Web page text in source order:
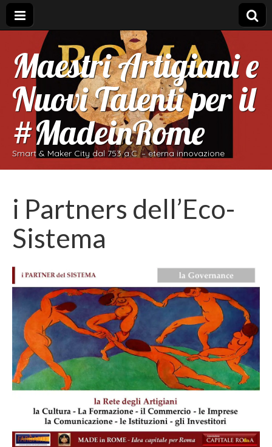
Maestri Artigiani e
Nuovi Talenti per il
#MadeinRome
Smart & Maker City dal 753 a.C. – eterna innovazione
i Partners dell’Eco-
Sistema